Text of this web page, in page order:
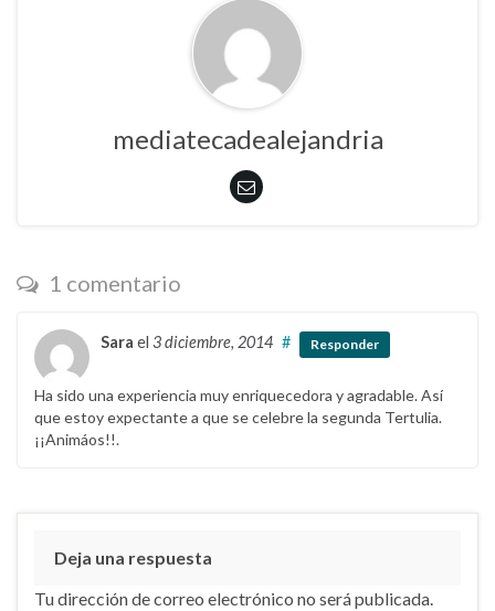
mediatecadealejandria
1 comentario
Sara el 3 diciembre, 2014 # Responder
Ha sido una experiencia muy enriquecedora y agradable. Así
que estoy expectante a que se celebre la segunda Tertulia.
¡¡Animáos!!.
Deja una respuesta
Tu dirección de correo electrónico no será publicada.